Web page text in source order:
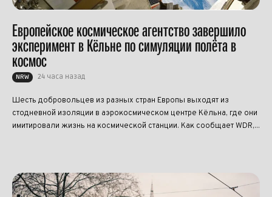
Европейское космическое агентство завершило
эксперимент в Кёльне по симуляции полёта в
космос
NRW 24 часа назад
Шесть добровольцев из разных стран Европы выходят из
стодневной изоляции в аэрокосмическом центре Кёльна, где они
имитировали жизнь на космической станции. Как сообщает WDR,...